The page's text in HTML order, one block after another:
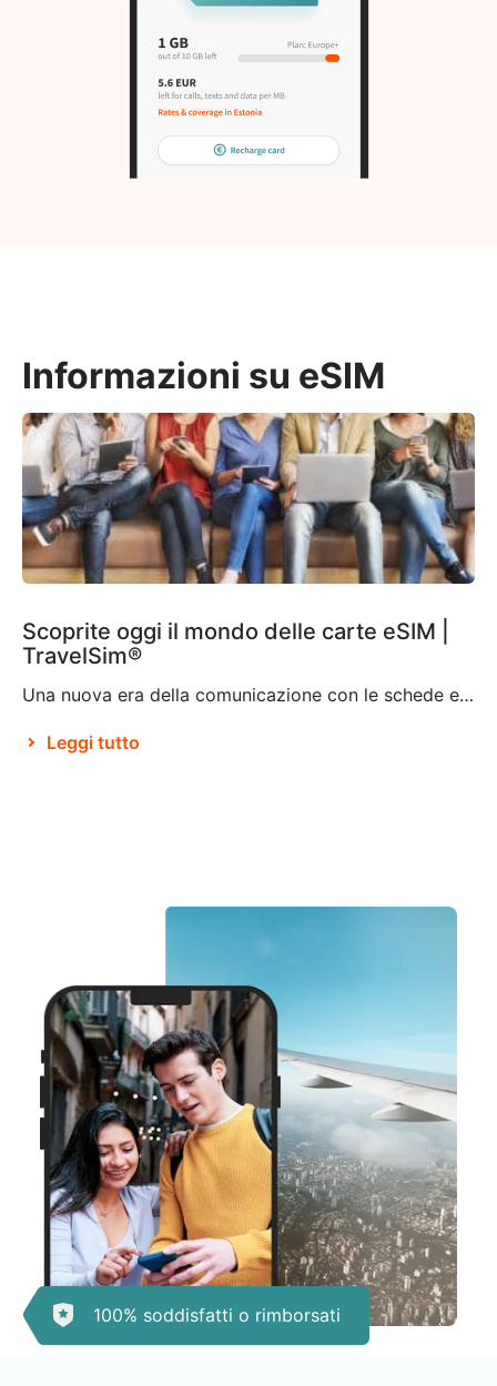
Informazioni su eSIM
Scoprite oggi il mondo delle carte eSIM |
TravelSim®
Una nuova era della comunicazione con le schede eSIM Stando a Brian X. Chen, autore principale di tecnologia di consumo presso il New York Times, tra non molto “la scheda SIM fisica non esisterà più“. Ciò pare sia dovuto alla decisione di Apple di eliminare il vassoio della scheda SIM dall’iPhone 14, rendendolo il primo […]
Leggi tutto
100% soddisfatti o rimborsati